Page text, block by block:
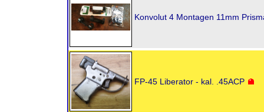
Konvolut 4 Montagen 11mm
FP-45 Liberator - kal. .45ACP